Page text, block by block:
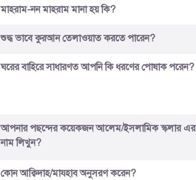
মাহরাম-নন মাহরাম মানা হয় কি?
শুদ্ধ ভাবে কুরআন তেলাওয়াত করতে পারেন?
ঘরের বাহিরে সাধারণত আপনি কি ধরণের পোষাক পরেন?
আপনার পছন্দের কয়েকজন আলেম/ইসলামিক স্কলার এর
নাম লিখুন?
কোন আক্বিদাহ/মাযহাব অনুসরণ করেন?